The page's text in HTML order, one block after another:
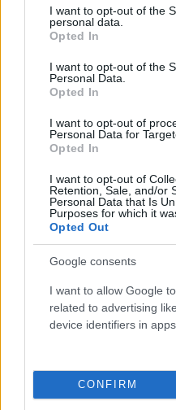
not limited to your visit or
grant or deny consent to
use your data for below
consent section.
I want to opt-out of the
personal data.
Opted In
I want to opt-out of the
Personal Data.
Opted In
I want to opt-out of
Personal Data for
Opted In
I want to opt-out of
Retention, Sale, and/or
Personal Data that Is
Purposes for which it
Opted Out
Google consents
I want to allow Google
related to advertising
device identifiers in apps.
CONFIRM
Στην Ευελπίδων ο
απολογηθεί: Τι θα
Ο κατηγορούμενος
επιμένοντας ότι δεν σκότωσε
κινήσεις του στον πανικό.
06.08.2026 08:37